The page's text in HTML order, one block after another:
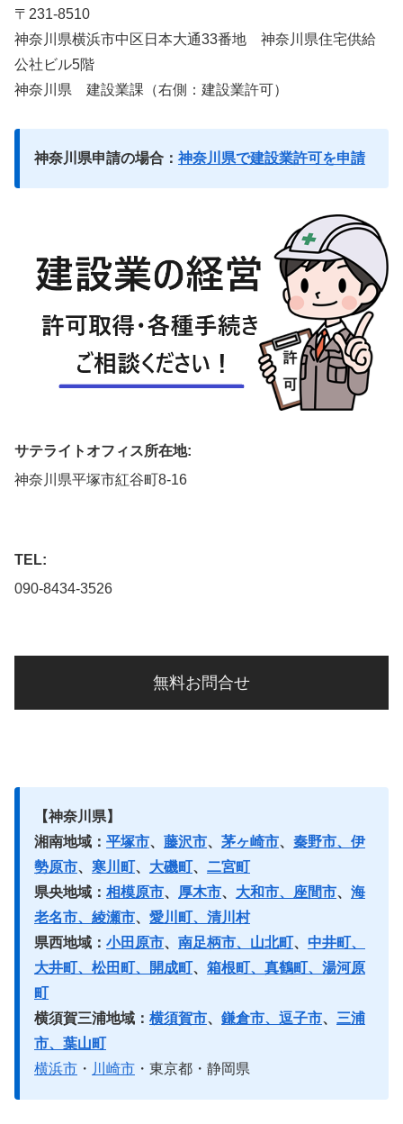
〒231-8510
神奈川県横浜市中区日本大通33番地 神奈川県住宅供給
公社ビル5階
神奈川県 建設業課 （右側：建設業許可）
神奈川県申請の場合： 神奈川県で建設業許可を申請
サテライトオフィス所在地:
神奈川県平塚市紅谷町8-16
TEL:
090-8434-3526
無料お問合せ
【神奈川県】
湘南地域： 平塚市、 藤沢市、 茅ヶ崎市、 秦野市、伊
勢原市、 寒川町 、 大磯町 、 二宮町
県央地域： 相模原市、 厚木市、 大和市、座間市、 海
老名市、綾瀬市、 愛川町、清川村
県西地域： 小田原市、 南足柄市、山北町 、 中井町、
大井町、松田町、開成町 、 箱根町、真鶴町、湯河原
町
横須賀三浦地域： 横須賀市、 鎌倉市、逗子市、 三浦
市、葉山町
横浜市 ・ 川崎市 ・東京都・静岡県